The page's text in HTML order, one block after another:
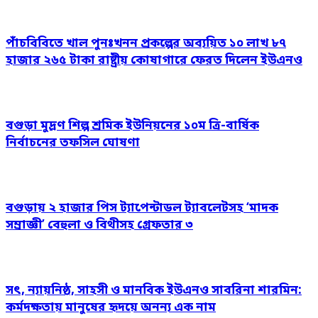
পাঁচবিবিতে খাল পুনঃখনন প্রকল্পের অব্যয়িত ১০ লাখ ৮৭
হাজার ২৬৫ টাকা রাষ্ট্রীয় কোষাগারে ফেরত দিলেন ইউএনও
বগুড়া মুদ্রণ শিল্প শ্রমিক ইউনিয়নের ১০ম ত্রি-বার্ষিক
নির্বাচনের তফসিল ঘোষণা
বগুড়ায় ২ হাজার পিস ট্যাপেন্টাডল ট্যাবলেটসহ ‘মাদক
সম্রাজ্ঞী’ বেহুলা ও বিথীসহ গ্রেফতার ৩
সৎ, ন্যায়নিষ্ঠ, সাহসী ও মানবিক ইউএনও সাবরিনা শারমিন:
কর্মদক্ষতায় মানুষের হৃদয়ে অনন্য এক নাম